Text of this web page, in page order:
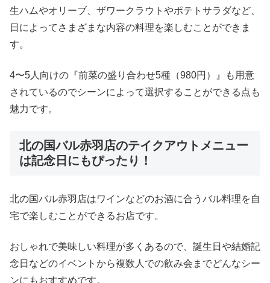
生ハムやオリーブ、ザワークラウトやポテトサラダなど、
日によってさまざまな内容の料理を楽しむことができま
す。
4〜5人向けの『前菜の盛り合わせ5種（980円）』も用意
されているのでシーンによって選択することができる点も
魅力です。
北の国バル赤羽店のテイクアウトメニュー
は記念日にもぴったり！
北の国バル赤羽店はワインなどのお酒に合うバル料理を自
宅で楽しむことができるお店です。
おしゃれで美味しい料理が多くあるので、誕生日や結婚記
念日などのイベントから複数人での飲み会までどんなシー
ンにもおすすめです。